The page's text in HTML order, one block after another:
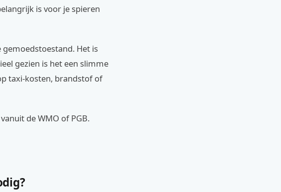
is voor je spieren
Het is
gezien is het een slimme
taxi-kosten, brandstof of
de WMO of PGB.